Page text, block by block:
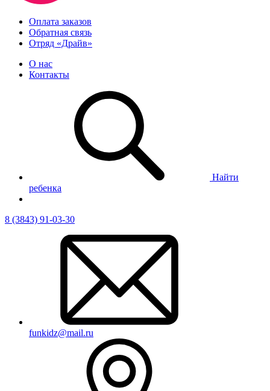
Оплата заказов
Обратная связь
Отряд «Драйв»
О нас
Контакты
Найти
ребенка
8 (3843) 91-03-30
funkidz@mail.ru